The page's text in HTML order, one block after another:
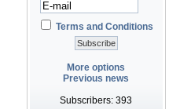
Terms and Conditions
More options
Previous news
Subscribers: 393